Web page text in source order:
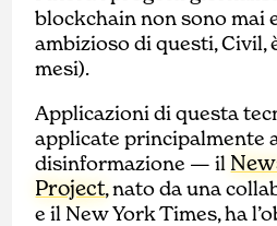
blockchain non sono mai
ambizioso di questi, Civil,
mesi).
Applicazioni di questa
applicate principalmente
disinformazione — il
Project, nato da una
e il New York Times, ha